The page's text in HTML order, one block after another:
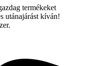
termékeket
utánajárást kíván!